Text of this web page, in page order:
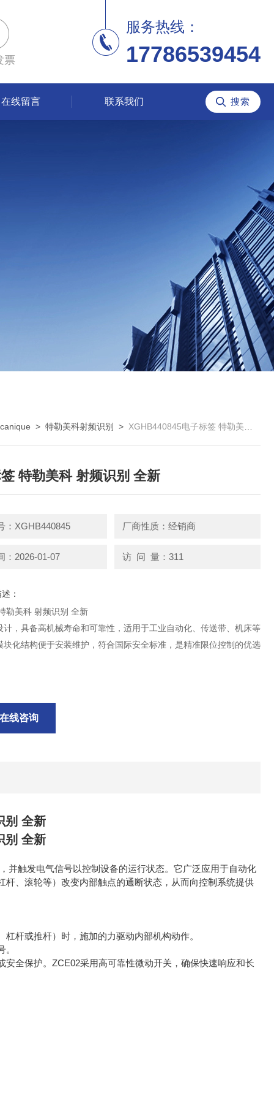
票
服务热线：
17786539454
在线留言 联系我们
>特勒美科射频识别 > XGHB440845电子标签 特勒美科 射频识别 全新
特勒美科 射频识别 全新
：XGHB440845 厂商性质：经销商
：2026-01-07 访 问 量：311
：
勒美科 射频识别 全新
计，具备高机械寿命和可靠性，适用于工业自动化、传送带、机床等
块化结构便于安装维护，符合国际安全标准，是精准限位控制的优选
在线咨询
别 全新
别 全新
并触发电气信号以控制设备的运行状态。它广泛应用于自动化
、滚轮等）改变内部触点的通断状态，从而向控制系统提供
杆或推杆）时，施加的力驱动内部机构动作。
全保护。ZCE02采用高可靠性微动开关，确保快速响应和长